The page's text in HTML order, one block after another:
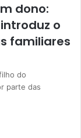
dono:
o
familiares
do
parte das